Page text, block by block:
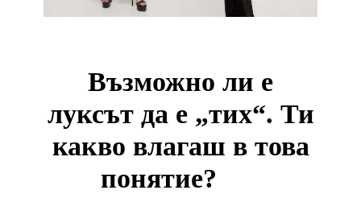
Възможно ли е
луксът да е „тих“. Ти
какво влагаш в това
понятие?